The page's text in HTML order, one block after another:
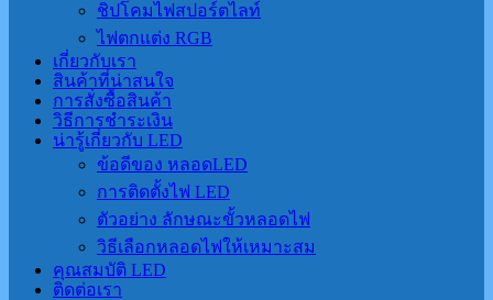
ชิปโคมไฟสปอร์ตไลท์
ไฟตกแต่ง RGB
เกี่ยวกับเรา
สินค้าที่น่าสนใจ
การสั่งซื้อสินค้า
วิธีการชำระเงิน
น่ารู้เกี่ยวกับ LED
ข้อดีของ หลอดLED
การติดตั้งไฟ LED
ตัวอย่าง ลักษณะขั้วหลอดไฟ
วิธีเลือกหลอดไฟให้เหมาะสม
คุณสมบัติ LED
ติดต่อเรา